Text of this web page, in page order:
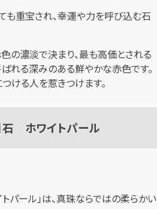
も重宝され、幸運や力を呼び込む石
の濃淡で決まり、最も高価とされる
ばれる深みのある鮮やかな赤色です。
ける人を惹きつけます。
ホワイトパール
パール」は、真珠ならではの柔らかい